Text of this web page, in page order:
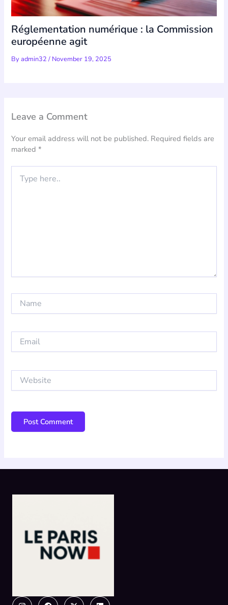
Réglementation numérique : la Commission
européenne agit
Byadmin32/ November 19, 2025
Leave a Comment
Your email address will not be published. Required fields are
marked*
here..
Email
InstagramFacebook
X- Linkedin